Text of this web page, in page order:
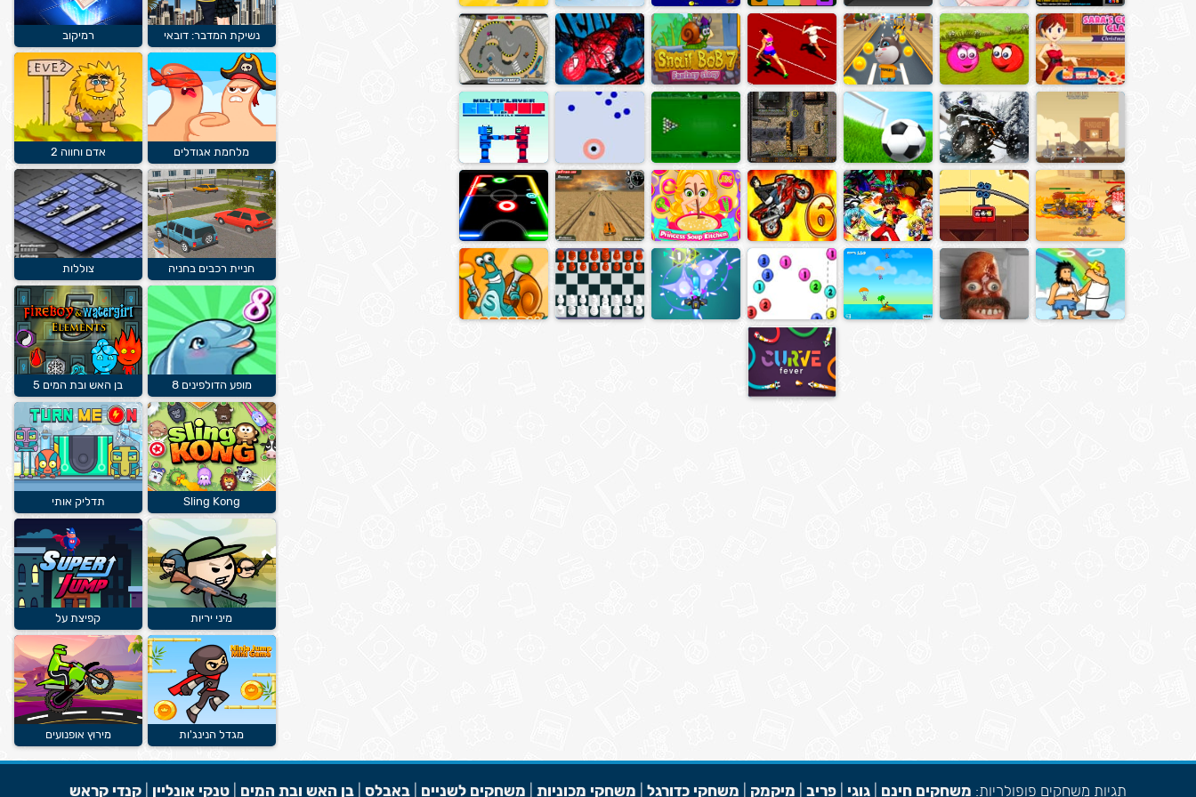
נשיקת המדבר: דובאי רמיקוב
מלחמת אגודלים אדם וחווה 2
חניית רכבים בחניה צוללות
מופע הדולפינים 8 בן האש ובת המים 5
Sling Kong תדליק אותי
מיני יריות קפיצת על
מגדל הנינג'ות מירוץ אופנועים
תגיות משחקים פופולריות: משחקים חינם גוגי פריב מיקמק משחקי כדורגל משחקי מכוניות משחקים לשניים באבלס בן האש ובת המים טנקי אונליין קנדי קראש